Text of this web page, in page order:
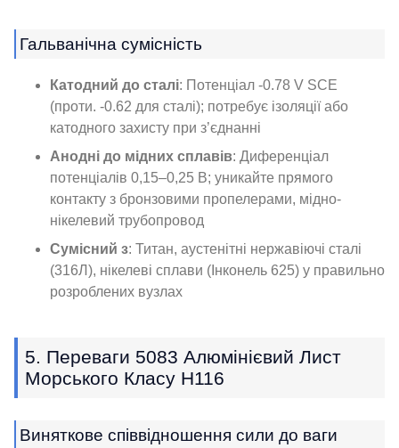
Гальванічна сумісність
Катодний до сталі: Потенціал -0.78 V SCE
(проти. -0.62 для сталі); потребує ізоляції або
катодного захисту при з’єднанні
Анодні до мідних сплавів: Диференціал
потенціалів 0,15–0,25 В; уникайте прямого
контакту з бронзовими пропелерами, мідно-
нікелевий трубопровод
Сумісний з: Титан, аустенітні нержавіючі сталі
(316Л), нікелеві сплави (Інконель 625) у правильно
розроблених вузлах
5. Переваги 5083 Алюмінієвий Лист
Морського Класу H116
Виняткове співвідношення сили до ваги